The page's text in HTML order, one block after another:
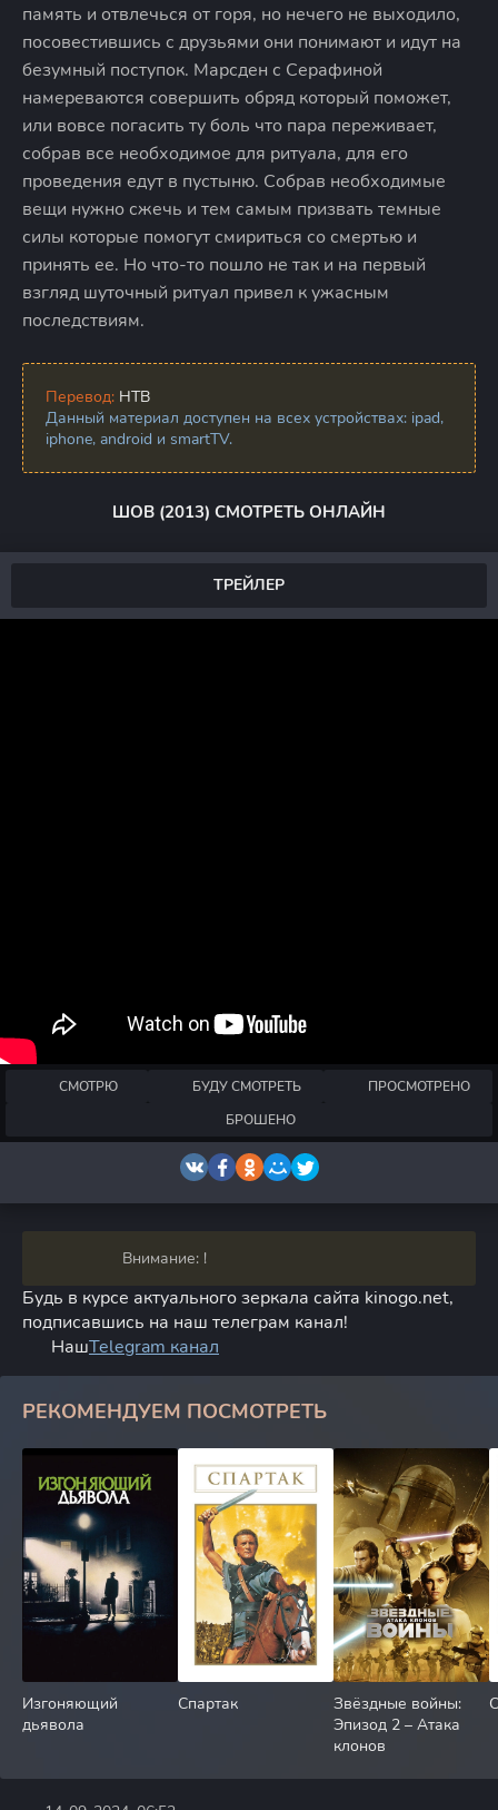
память и отвлечься от горя, но нечего не выходило,
посовестившись с друзьями они понимают и идут на
безумный поступок. Марсден с Серафиной
намереваются совершить обряд который поможет,
или вовсе погасить ту боль что пара переживает,
собрав все необходимое для ритуала, для его
проведения едут в пустыню. Собрав необходимые
вещи нужно сжечь и тем самым призвать темные
силы которые помогут смириться со смертью и
принять ее. Но что-то пошло не так и на первый
взгляд шуточный ритуал привел к ужасным
последствиям.
Перевод: НТВ
Данный материал доступен на всех устройствах: ipad,
iphone, android и smartTV.
ШОВ (2013) СМОТРЕТЬ ОНЛАЙН
ТРЕЙЛЕР
СМОТРЮ БУДУ СМОТРЕТЬ
ПРОСМОТРЕНО
БРОШЕНО
Внимание: !
Будь в курсе актуального зеркала сайта kinogo.net,
подписавшись на наш телеграм канал!
НашTelegram канал
РЕКОМЕНДУЕМ ПОСМОТРЕТЬ
Изгоняющий
дьявола
Спартак
Звёздные войны:
Эпизод 2 – Атака
клонов